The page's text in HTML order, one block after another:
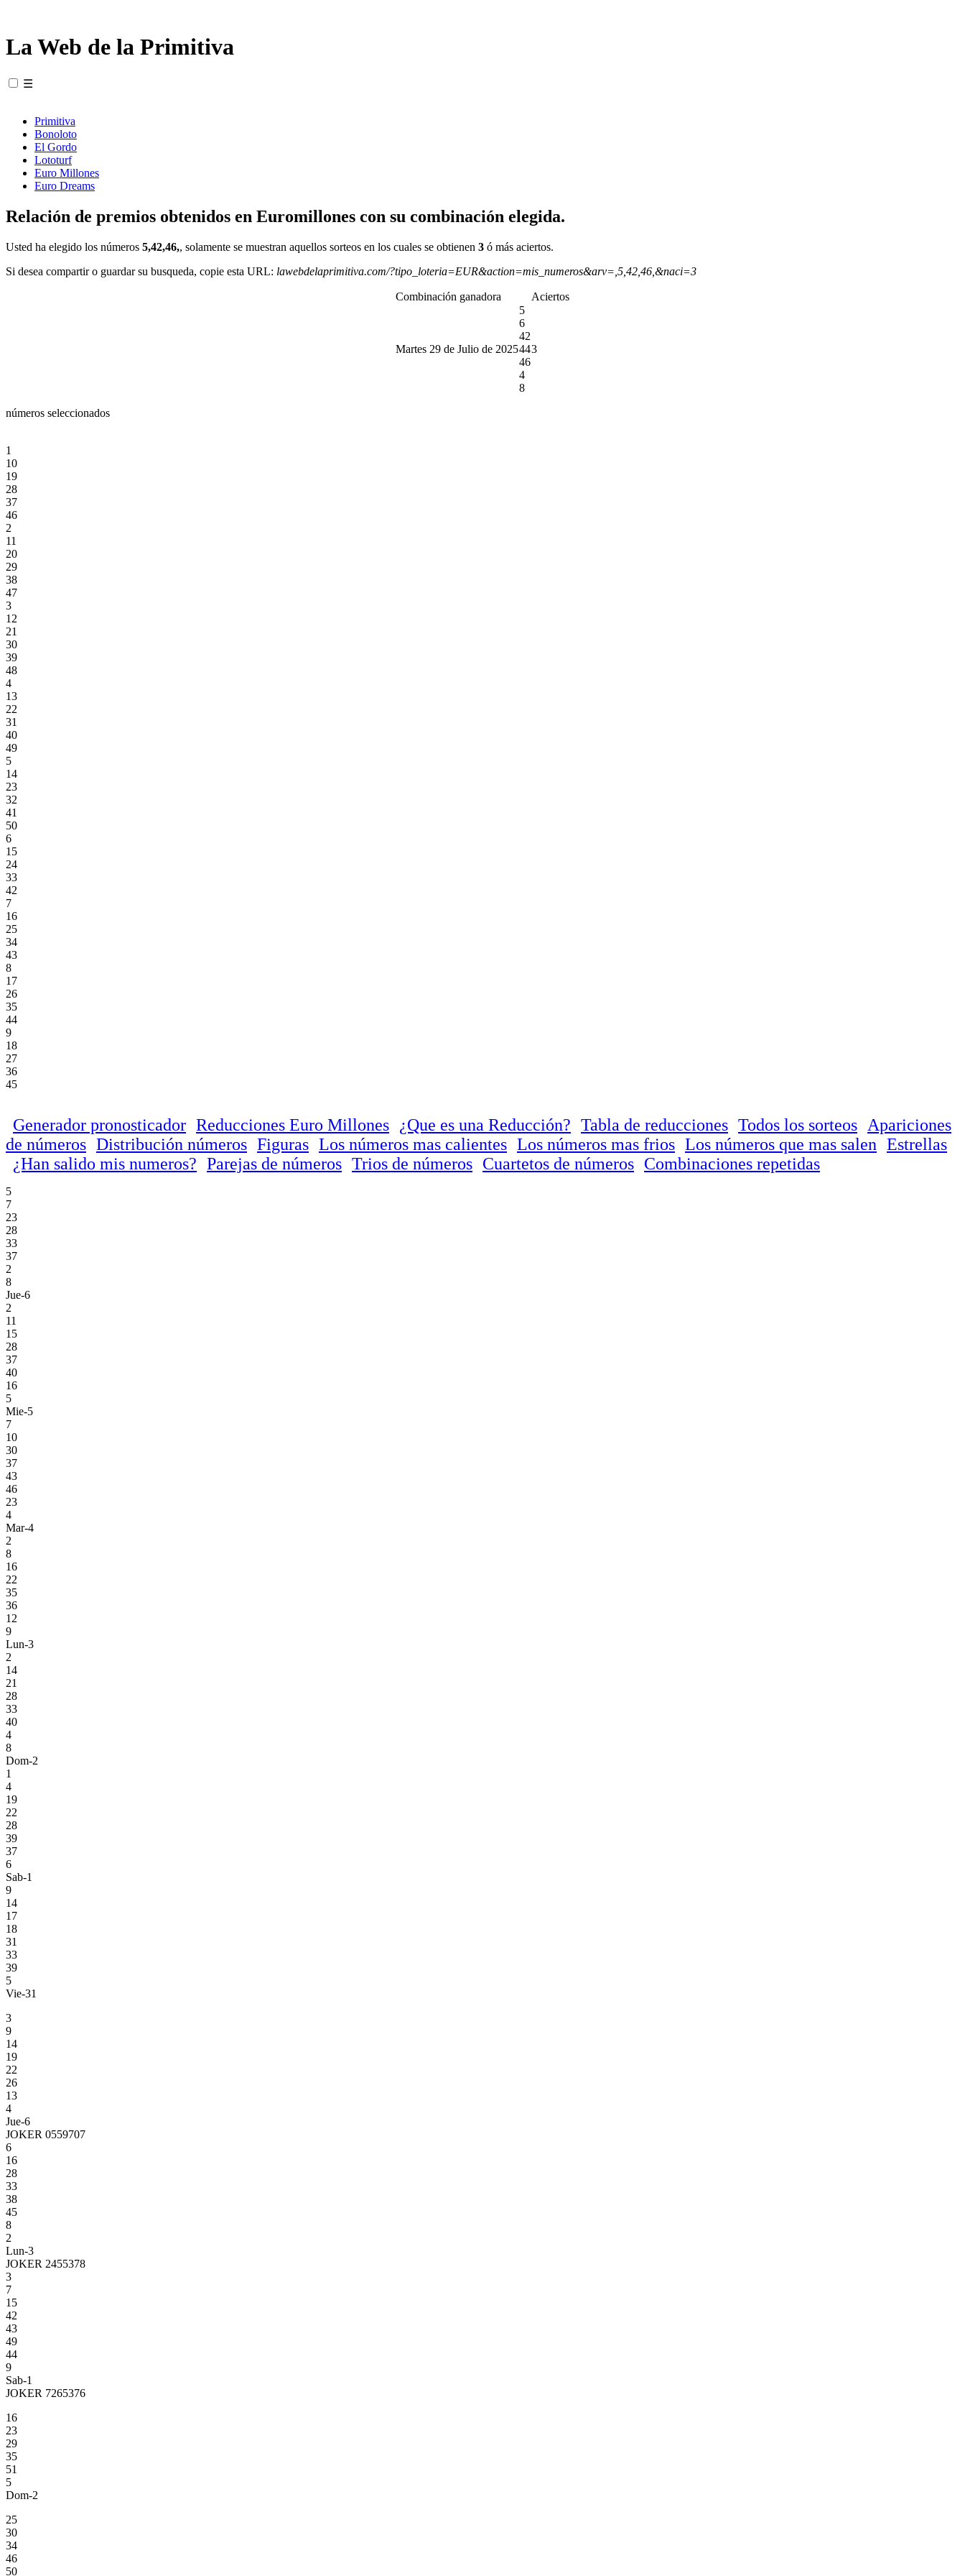
La Web de la Primitiva
☰
Primitiva
Bonoloto
El Gordo
Lototurf
Euro Millones
Euro Dreams
Relación de premios obtenidos en Euromillones con su combinación elegida.
Usted ha elegido los números 5,42,46,, solamente se muestran aquellos sorteos en los cuales se obtienen 3 ó más aciertos.
Si desea compartir o guardar su busqueda, copie esta URL: lawebdelaprimitiva.com/?tipo_loteria=EUR&action=mis_numeros&arv=,5,42,46,&naci=3
Combinación ganadora Aciertos
Martes 29 de Julio de 2025
5
6
42
44
46
4
8
3
números seleccionados
1
10
19
28
37
46
2
11
20
29
38
47
3
12
21
30
39
48
4
13
22
31
40
49
5
14
23
32
41
50
6
15
24
33
42
7
16
25
34
43
8
17
26
35
44
9
18
27
36
45
Generador pronosticador Reducciones Euro Millones ¿Que es una Reducción? Tabla de reducciones Todos los sorteos
Apariciones
de números Distribución números Figuras Los números mas calientes Los números mas frios Los números que mas salen Estrellas
¿Han salido mis numeros? Parejas de números Trios de números Cuartetos de números Combinaciones repetidas
5
7
23
28
33
37
2
8
Jue-6
2
11
15
28
37
40
16
5
Mie-5
7
10
30
37
43
46
23
4
Mar-4
2
8
16
22
35
36
12
9
Lun-3
2
14
21
28
33
40
4
8
Dom-2
1
4
19
22
28
39
37
6
Sab-1
9
14
17
18
31
33
39
5
Vie-31
3
9
14
19
22
26
13
4
Jue-6
JOKER 0559707
6
16
28
33
38
45
8
2
Lun-3
JOKER 2455378
3
7
15
42
43
49
44
9
Sab-1
JOKER 7265376
16
23
29
35
51
5
Dom-2
25
30
34
46
50